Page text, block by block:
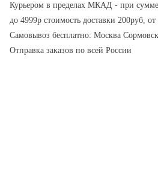
Курьером в пределах МКАД - при сумме
до 4999р стоимость доставки 200руб,
Самовывоз бесплатно: Москва
Отправка заказов по всей России